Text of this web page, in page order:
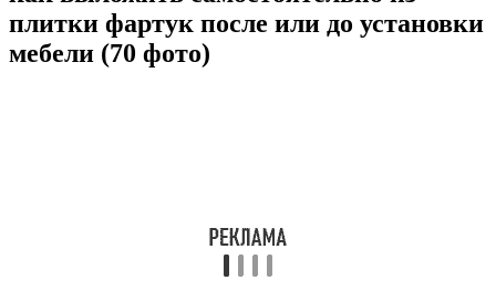
плитки фартук после или до установки
мебели (70 фото)